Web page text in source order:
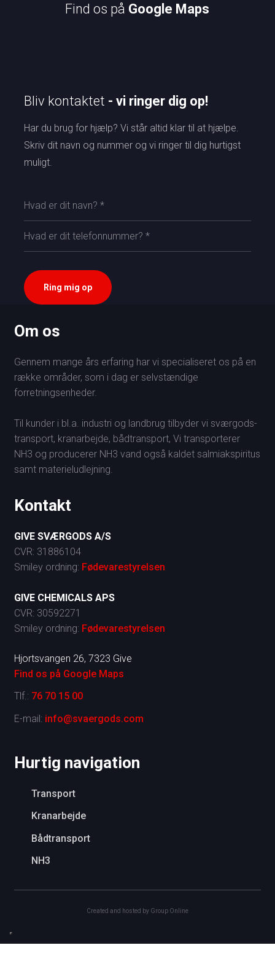
Find os på Google Maps
Bliv kontaktet - vi ringer dig op!
​​Har du brug for hjælp? Vi står altid klar til at hjælpe.
Skriv dit navn og nummer og vi ringer til dig hurtigst
muligt.​​
Om os
Gennem mange års erfaring har vi specialiseret os på en
række områder, som i dag er selvstændige
forretningsenheder.
Til kunder i bl.a. industri og landbrug tilbyder vi sværgods-
transport, kranarbejde, bådtransport, Vi transporterer
NH3 og producerer NH3 vand også kaldet salmiakspiritus
samt materieludlejning.
Kontakt
GIVE SVÆRGODS A/S
​CVR: 31886104
Smiley ordning: Fødevarestyrelsen
GIVE CHEMICALS APS
CVR: 30592271
​Smiley ordning: Fødevarestyrelsen
Hjortsvangen 26, 7323 Give
Find os på Google Maps​
Tlf.: 76 70 15 00
E-mail: info@svaergods.com
​Hurtig navigation
Transport
Kranarbejde
Bådtransport
NH3
Created and hosted by Group Online